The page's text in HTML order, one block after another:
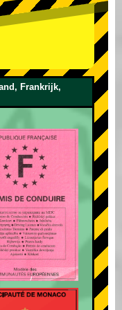
Frankrijk,